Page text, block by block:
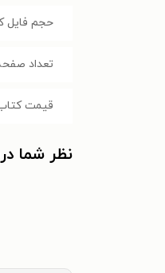
حجم فایل
تعداد
قیمت
نظر شما